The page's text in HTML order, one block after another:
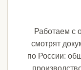
Работаем с
смотрят
по России: